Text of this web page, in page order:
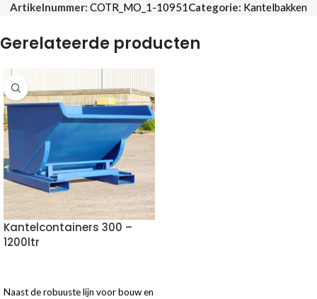
Artikelnummer: COTR_MO_1-10951Categorie: Kantelbakken
Gerelateerde producten
Kantelcontainers 300 –
1200ltr
Naast de robuuste lijn voor bouw en